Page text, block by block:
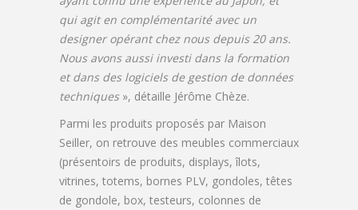
qui agit en complémentarité avec un
designer opérant chez nous depuis 20 ans.
Nous avons aussi investi dans la formation
et dans des logiciels de gestion de données
techniques», détaille Jérôme Chèze.
Parmi les produits proposés par Maison
Seiller, on retrouve des meubles commerciaux
(présentoirs de produits, displays, îlots,
vitrines, totems, bornes PLV, gondoles, têtes
de gondole, box, testeurs, colonnes de